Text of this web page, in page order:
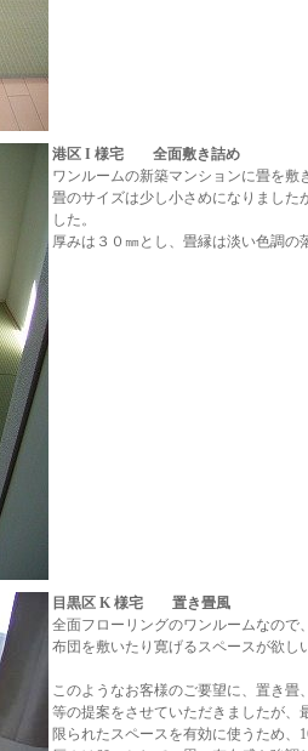
港区 I 様宅 全面敷き詰め
ワンルームの新築マンションに畳を敷
畳のサイズは少し小さめになりました
した。
厚みは３０㎜とし、畳縁は淡い色調の
目黒区 K 様宅 置き畳風
全面フローリングのワンルームなので、
布団を敷いたり寛げるスペースが欲し
このようなお客様のご要望に、置き畳
等の提案をさせていただきましたが、
限られたスペースを有効に使うため、